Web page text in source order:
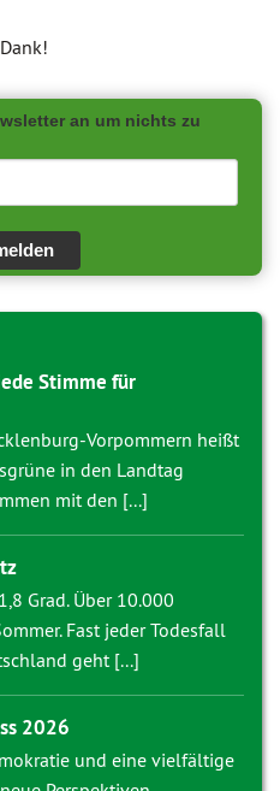
an um nichts zu
Stimme für
Vorpommern heißt
in den Landtag
mit den [...]
Grad. Über 10.000
Fast jeder Todesfall
geht [...]
2026
und eine vielfältige